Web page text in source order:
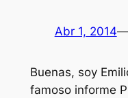
Abr 1, 2014—
Buenas, soy
famoso informe